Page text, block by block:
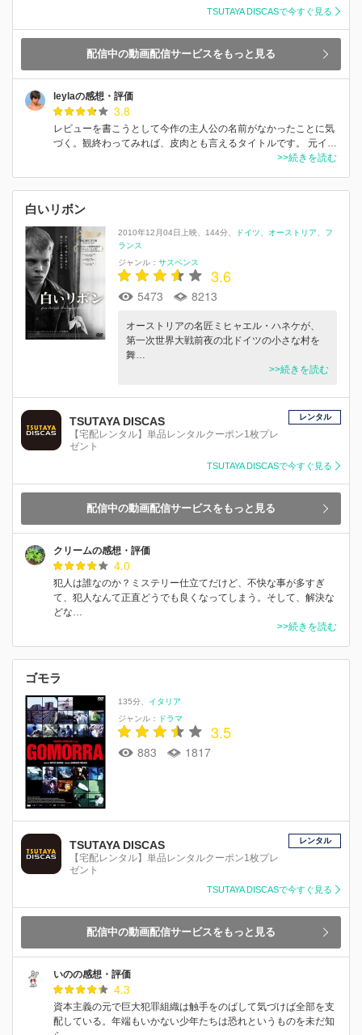
TSUTAYA DISCASで今すぐ見る
配信中の動画配信サービスをもっと見る
leylaの感想・評価
3.8
レビューを書こうとして今作の主人公の名前がなかったことに気
づく。観終わってみれば、皮肉とも言えるタイトルです。 元イ…
>>続きを読む
白いリボン
2010年12月04日上映 144分 ドイツ オーストリア
フ
ランス
ジャンル： サスペンス
3.6
5473 8213
オーストリアの名匠ミヒャエル・ハネケが、
第一次世界大戦前夜の北ドイツの小さな村を
舞…
>>続きを読む
TSUTAYA DISCAS
【宅配レンタル】単品レンタルクーポン1枚プレ
ゼント
レンタル
TSUTAYA DISCASで今すぐ見る
配信中の動画配信サービスをもっと見る
クリームの感想・評価
4.0
犯人は誰なのか？ミステリー仕立てだけど、不快な事が多すぎ
て、犯人なんて正直どうでも良くなってしまう。そして、解決な
どな…
>>続きを読む
ゴモラ
135分
イタリア
ジャンル：
ドラマ
3.5
883 1817
TSUTAYA DISCAS
【宅配レンタル】単品レンタルクーポン1枚プレ
ゼント
レンタル
TSUTAYA DISCASで今すぐ見る
配信中の動画配信サービスをもっと見る
いのの感想・評価
4.3
資本主義の元で巨大犯罪組織は触手をのばして気づけば全部を支
配している。年端もいかない少年たちは恐れというものを未だ知